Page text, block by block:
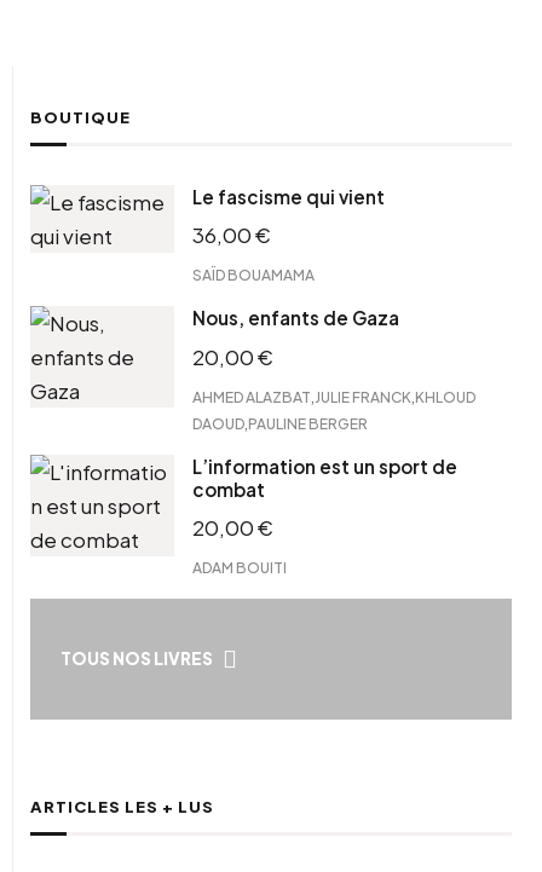
BOUTIQUE
Le fascisme qui vient
36,00€
SAÏD BOUAMAMA
Nous, enfants de Gaza
20,00€
AHMED ALAZBAT JULIE FRANCK KHLOUD
DAOUD PAULINE BERGER
L’information est un sport de
combat
20,00€
ADAM BOUITI
TOUS NOS LIVRES
ARTICLES LES + LUS